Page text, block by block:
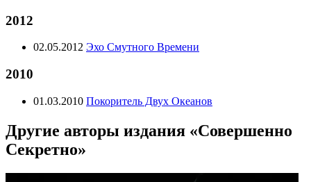
2012
02.05.2012 Эхо Смутного Времени
2010
01.03.2010 Покоритель Двух Океанов
Другие авторы издания «Совершенно
Секретно»